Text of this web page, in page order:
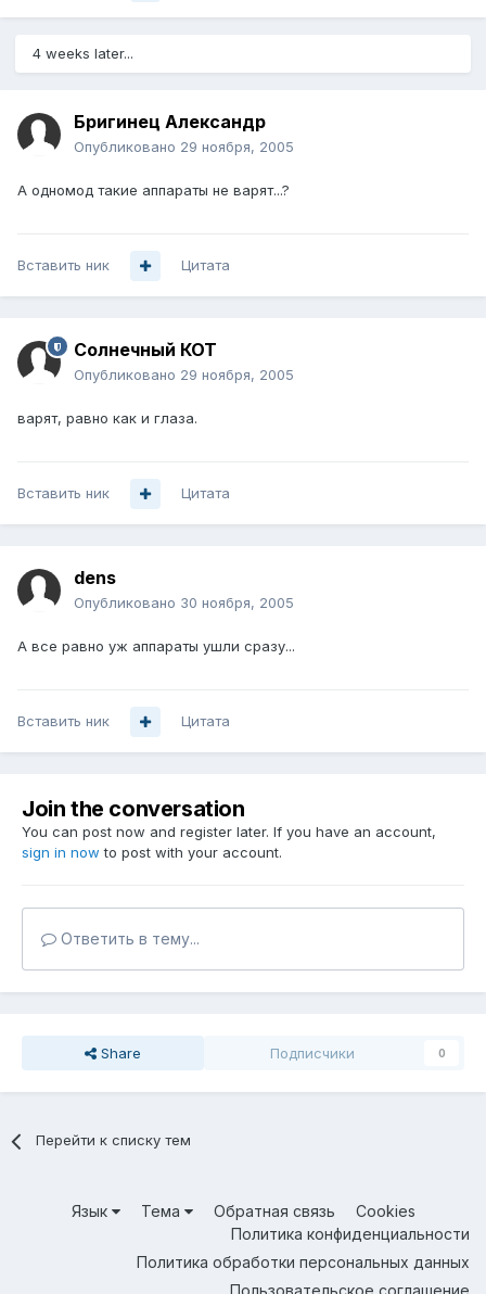
4 weeks later...
Бригинец Александр
Опубликовано 29 ноября, 2005
А одномод такие аппараты не варят...?
Вставить ник Цитата
Солнечный КОТ
Опубликовано 29 ноября, 2005
варят, равно как и глаза.
Вставить ник Цитата
dens
Опубликовано 30 ноября, 2005
А все равно уж аппараты ушли сразу...
Вставить ник Цитата
Join the conversation
You can post now and register later. If you have an account,
sign in now to post with your account.
Ответить в тему...
Share Подписчики 0
Перейти к списку тем
Язык Тема Обратная связь
Cookies
Политика конфиденциальности
Политика обработки персональных данных